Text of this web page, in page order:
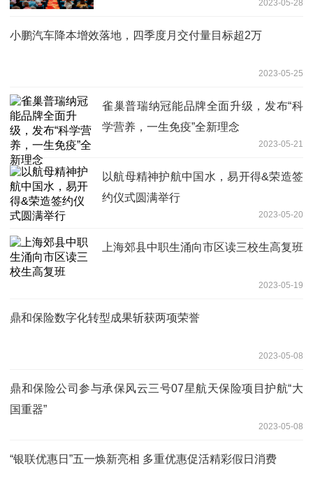
2023-05-28
小鹏汽车降本增效落地，四季度月交付量目标超2万
2023-05-25
雀巢普瑞纳冠能品牌全面升级，发布“科
学营养，一生免疫”全新理念
2023-05-21
以航母精神护航中国水，易开得&荣造签
约仪式圆满举行
2023-05-20
上海郊县中职生涌向市区读三校生高复班
2023-05-19
鼎和保险数字化转型成果斩获两项荣誉
2023-05-08
鼎和保险公司参与承保风云三号07星航天保险项目护航“大
国重器”
2023-05-08
“银联优惠日”五一焕新亮相 多重优惠促活精彩假日消费